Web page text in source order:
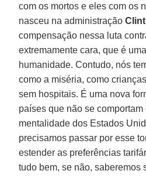
com os mortos e eles com os
nasceu na administração
compensação nessa luta
extremamente cara, que é
humanidade. Contudo, nós
como a miséria, como
sem hospitais. É uma nova
países que não se comportam
mentalidade dos Estados
precisamos passar por esse
estender as preferências
tudo bem, se não, saberemos